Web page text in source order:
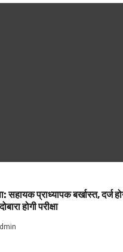
सहायक प्राध्यापक बर्खास्त, दर्ज
होगी परीक्षा